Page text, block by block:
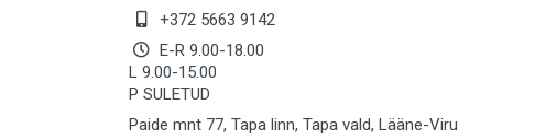
SOOJUSTUS (16)
KEEMIA (220)
TÖÖRIIDED (117)
SAUN (8)
+372 5663 9142
E-R 9.00-18.00
L 9.00-15.00
P SULETUD
Paide mnt 77, Tapa linn, Tapa vald, Lääne-Viru